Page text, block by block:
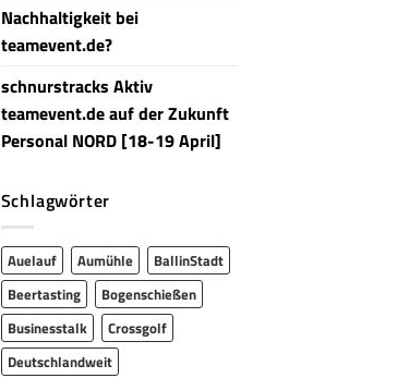
Nachhaltigkeit bei
teamevent.de?
schnurstracks Aktiv
teamevent.de auf der Zukunft
Personal NORD [18-19 April]
Schlagwörter
Auelauf Aumühle
BallinStadt
Beertasting
Bogenschießen
Businesstalk
Crossgolf
Deutschlandweit